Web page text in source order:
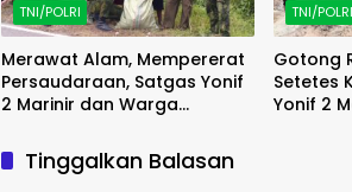
TNI/POLRI
Merawat Alam, Mempererat
Persaudaraan, Satgas Yonif
2 Marinir dan Warga
Bersih, Indonesia Asri
TNI/POLRI
Gotong
Setetes
Yonif 2
Tinggalkan Balasan